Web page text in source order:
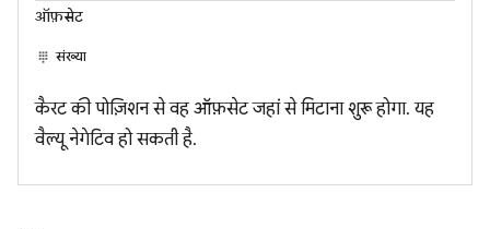
ऑफ़सेट
संख्या
कैरट की पोज़िशन से वह ऑफ़सेट जहां से मिटाना शुरू होगा. यह
वैल्यू नेगेटिव हो सकती है.